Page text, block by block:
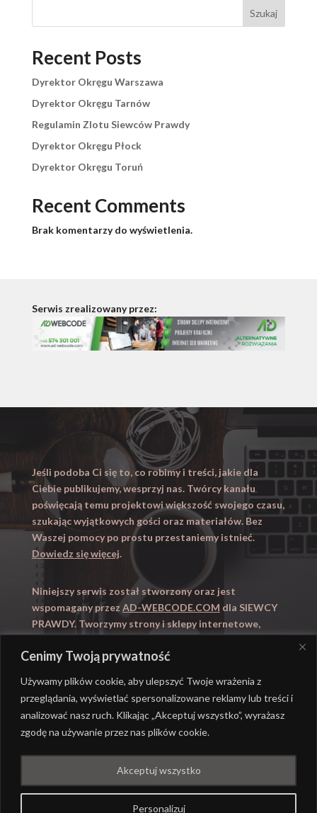
Cenimy Twoją prywatność
Używamy plików cookie, aby ulepszyć Twoje wrażenia z
przeglądania, wyświetlać spersonalizowane reklamy lub treści i
analizować nasz ruch. Klikając „Akceptuj wszystko”, wyrażasz
zgodę na używanie przez nas plików cookie.
Personalizuj
Akceptuj wszystko
Szukaj
Recent Posts
Dyrektor Okręgu Warszawa
Dyrektor Okręgu Tarnów
Regulamin Zlotu Siewców Prawdy
Dyrektor Okręgu Płock
Dyrektor Okręgu Toruń
Recent Comments
Brak komentarzy do wyświetlenia.
Serwis zrealizowany przez:
Jeśli podoba Ci się to, co robimy i treści, jakie dla
Ciebie publikujemy, wesprzyj nas. Twórcy kanału
poświęcają temu projektowi większość swojego czasu,
szukając wyjątkowych gości oraz materiałów. Bez
Waszej pomocy po prostu przestaniemy istnieć.
Dowiedz się więcej.
Niniejszy serwis został stworzony oraz jest
wspomagany przez AD-WEBCODE.COM dla SIEWCY
PRAWDY. Tworzymy strony i sklepy internetowe,
Zapraszamy takze naWYUCZENI.PL
AD-WEBCODE.COM
PRAWDY |POLITYKA PRYWATNOŚCI